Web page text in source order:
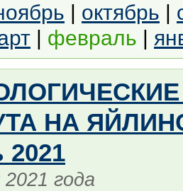
| октябрь |
| февраль |
НА
года